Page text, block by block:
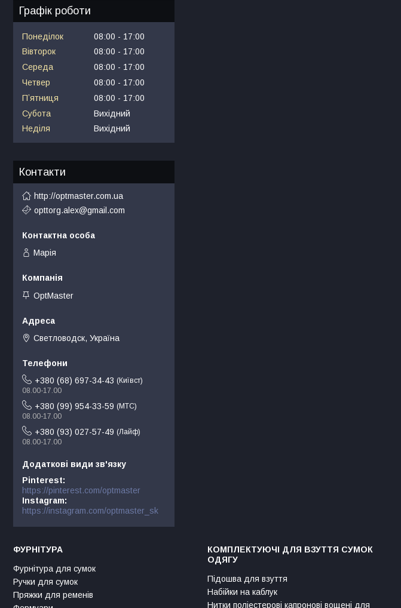
Графік роботи
Понеділок 08:00
17:00
Вівторок
08:00
17:00
Середа
08:00
17:00
Четвер
08:00
17:00
Пʼятниця
08:00
17:00
Субота
Вихідний
Неділя
Вихідний
Контакти
http://optmaster.com.ua
opttorg.alex@gmail.com
Марія
OptMaster
Светловодск, Україна
+380 (68) 697-34-43
Київст
08.00-17.00
+380 (99) 954-33-59
МТС
08.00-17.00
+380 (93) 027-57-49
Лайф
08.00-17.00
Pinterest
https://pinterest.com/optmaster
Instagram
https://instagram.com/optmaster_sk
ФУРНІТУРА
Фурнітура для сумок
Ручки для сумок
Пряжки для ременів
КОМПЛЕКТУЮЧІ ДЛЯ ВЗУТТЯ СУМОК
ОДЯГУ
Підошва для взуття
Набійки на каблук
Нитки поліестерові капронові вощені для